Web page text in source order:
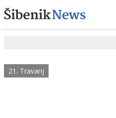
21. Travanj